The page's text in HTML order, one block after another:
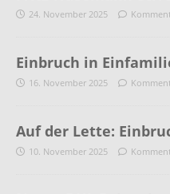
24. November 2025
Einbruch in
16. November 2025
Auf der Lette:
10. November 2025